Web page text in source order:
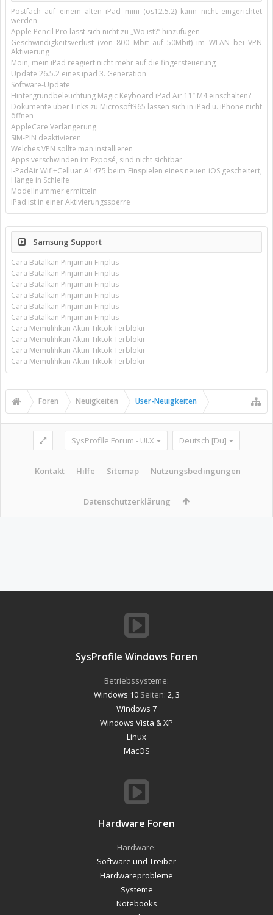
Postfach auf einem alten iPad mini (os12.5.2) kann nicht eingerichtet
werden
Apple Pencil Pro lässt sich nicht zu „Wo ist?“ hinzufügen
Geschwindigkeitsverlust (von 800 Mbit auf 50Mbit) im WLAN bei VPN
Aktivierung
Moin, mein iPad reagiert nicht mehr auf die fingersteuerung
Update 26.5.2 eines ipad 3. Generation
Software-Update
Hintergrundbeleuchtung Magic Keyboard iPad Air 11’’ M4 einschalten?
Dokumente über Links zu Microsoft365 lassen sich in iPad u. iPhone nicht
öffnen
AppleCare Verlängerung
SIM-PIN deaktivieren
Welches VPN sollte man installieren
Apps verschwinden im Exposé, sind nicht sichtbar
I-PadAir Wifi+Celluar A1475 beim Einspielen eines neuen iOS gescheitert,
Hänge in Schleife
Modellnummer ermitteln
iPad ist in einer Aktivierungssperre
Samsung Support
Cara Batalkan Pinjaman Finplus
Cara Batalkan Pinjaman Finplus
Cara Batalkan Pinjaman Finplus
Cara Batalkan Pinjaman Finplus
Cara Batalkan Pinjaman Finplus
Cara Batalkan Pinjaman Finplus
Cara Memulihkan Akun Tiktok Terblokir
Cara Memulihkan Akun Tiktok Terblokir
Cara Memulihkan Akun Tiktok Terblokir
Cara Memulihkan Akun Tiktok Terblokir
Foren Neuigkeiten User-Neuigkeiten
SysProfile Forum - UI.X Deutsch [Du]
Kontakt Hilfe Sitemap Nutzungsbedingungen
Datenschutzerklärung
SysProfile Windows Foren
Betriebssysteme:
Windows 10Seiten: 2 3
Windows 7
Windows Vista & XP
Linux
MacOS
Hardware Foren
Hardware:
Software und Treiber
Hardwareprobleme
Systeme
Notebooks